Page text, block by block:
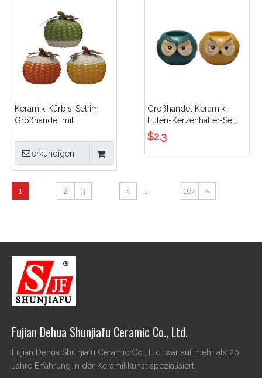
Keramik-Kürbis-Set im
Großhandel mit
Herbsternte,
Thanksgiving,
Tischdekoration,
erkundigen
Großhandel Keramik-
Eulen-Kerzenhalter-Set,
3D-Tier-Teelichtständer,
glasiertes Porzellan,
Eulen-Votivkerzenhalter,
$2.3
1 2 3 4 164 »
Fujian Dehua Shunjiafu Ceramic Co., Ltd.
Fujian Dehua Shunjiafu Ceramic Co., Ltd. war auf mehr als 20
Jahre Erfahrung in der Keramikkunst spezialisiert.